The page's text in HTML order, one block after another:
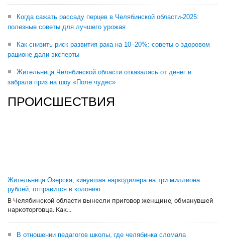
Когда сажать рассаду перцев в Челябинской области-2025:
полезные советы для лучшего урожая
Как снизить риск развития рака на 10–20%: советы о здоровом
рационе дали эксперты
Жительница Челябинской области отказалась от денег и
забрала приз на шоу «Поле чудес»
ПРОИСШЕСТВИЯ
Жительница Озерска, кинувшая наркодилера на три миллиона
рублей, отправится в колонию
В Челябинской области вынесли приговор женщине, обманувшей
наркоторговца. Как...
В отношении педагогов школы, где челябинка сломала